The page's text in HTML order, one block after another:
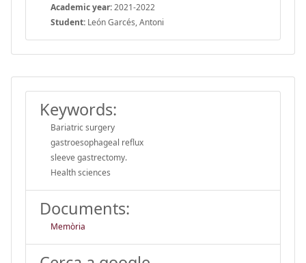
Academic year:2021-2022
Student: León Garcés, Antoni
Keywords:
Bariatric surgery
gastroesophageal reflux
sleeve gastrectomy.
Health sciences
Documents:
Memòria